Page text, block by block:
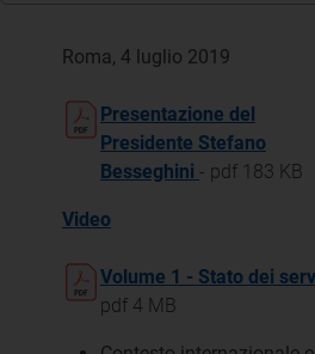
Roma, 4 luglio 2019
Presentazione del
Presidente Stefano
Besseghini - pdf 183 KB
Video
Volume 1 - Stato dei
pdf 4 MB